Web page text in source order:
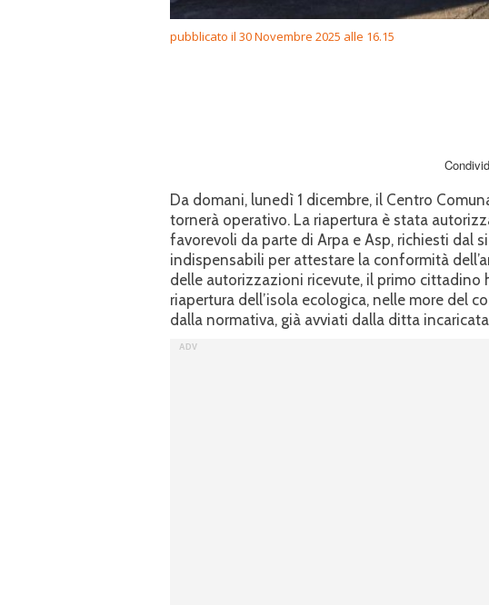
pubblicato il 30 Novembre 2025 alle 16.15
Da domani, lunedì 1 dicembre, il Centro
tornerà operativo. La riapertura è stata
favorevoli da parte di Arpa e Asp, richiesti dal
indispensabili per attestare la conformità
delle autorizzazioni ricevute, il primo cittadino
riapertura dell’isola ecologica, nelle more del
dalla normativa, già avviati dalla ditta